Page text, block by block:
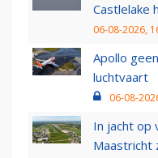
Castlelake
06-08-2026,
Apollo
luchtvaart
06-08-
In jacht op
Maastricht